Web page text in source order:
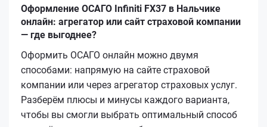
Оформление ОСАГО Infiniti FX37 в Нальчике
онлайн: агрегатор или сайт страховой компании
— где выгоднее?
Оформить ОСАГО онлайн можно двумя
способами: напрямую на сайте страховой
компании или через агрегатор страховых услуг.
Разберём плюсы и минусы каждого варианта,
чтобы вы смогли выбрать оптимальный способ